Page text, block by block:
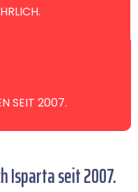
SEIT 2007.
Isparta seit 2007.